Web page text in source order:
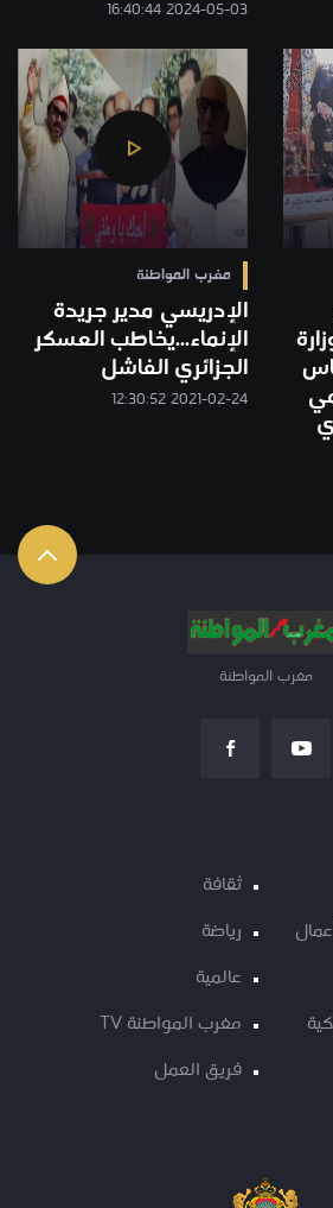
2024-05-03 16:40:44
مغرب المواطنة
الإدريسي مدير جريدة
الإنماء...يخاطب العسكر
الجزائري الفاشل
2021-02-24 12:30:52
مغرب المواطنة
ثقافة
رياضة
عالمية
مغرب المواطنة TV
فريق العمل